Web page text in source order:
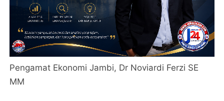
Pengamat Ekonomi Jambi, Dr Noviardi Ferzi SE
MM